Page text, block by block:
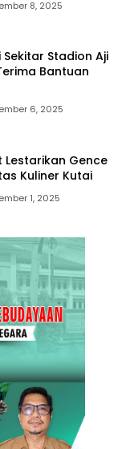
8, 2025
Stadion Aji
Bantuan
6, 2025
Lestarikan Gence
Kuliner Kutai
1, 2025